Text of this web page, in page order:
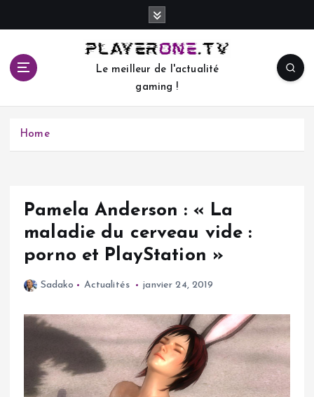
c
Le meilleur de l'actualité
gaming !
Home
Pamela Anderson : « La
maladie du cerveau vide :
porno et PlayStation »
Sadako Actualités janvier 24, 2019